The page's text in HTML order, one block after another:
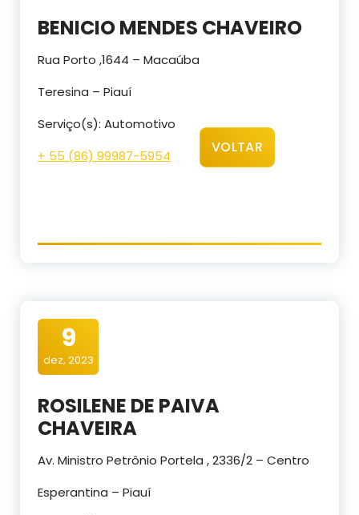
BENICIO MENDES CHAVEIRO
Rua Porto ,1644 – Macaúba
Teresina – Piauí
Serviço(s): Automotivo
+ 55 (86) 99987-5954
VOLTAR
9
dez, 2023
ROSILENE DE PAIVA
CHAVEIRA
Av. Ministro Petrônio Portela , 2336/2 – Centro
Esperantina – Piauí